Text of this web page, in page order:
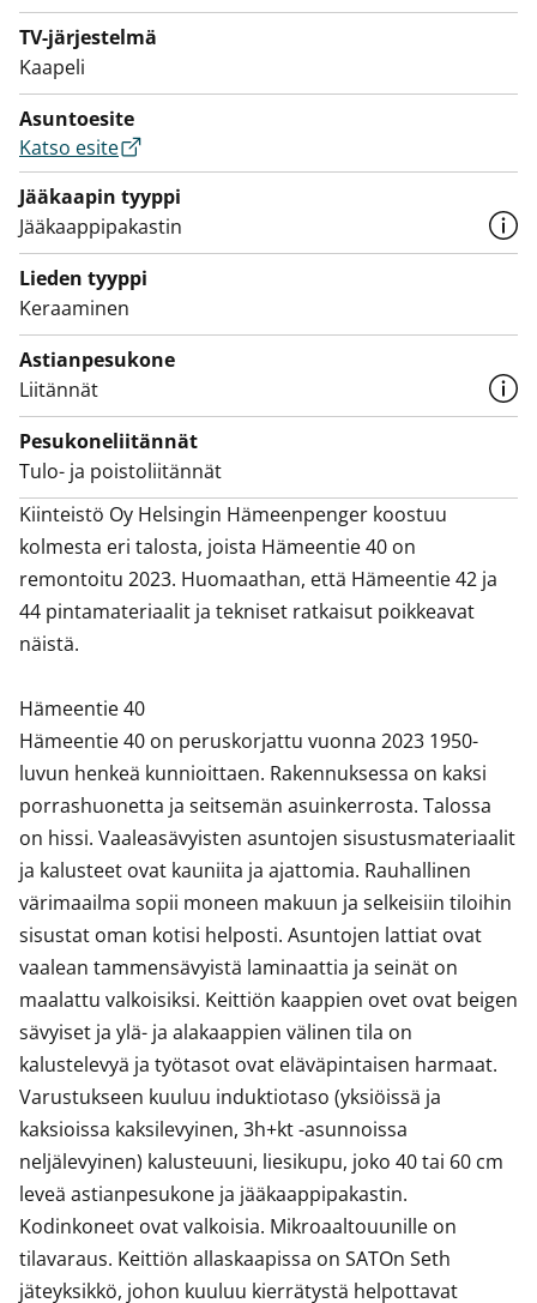
TV-järjestelmä
Kaapeli
Asuntoesite
Katso esite
Jääkaapin tyyppi
Jääkaappipakastin
Lieden tyyppi
Keraaminen
Astianpesukone
Liitännät
Pesukoneliitännät
Tulo- ja poistoliitännät
Kiinteistö Oy Helsingin Hämeenpenger koostuu
kolmesta eri talosta, joista Hämeentie 40 on
remontoitu 2023. Huomaathan, että Hämeentie 42 ja
44 pintamateriaalit ja tekniset ratkaisut poikkeavat
näistä.
Hämeentie 40
Hämeentie 40 on peruskorjattu vuonna 2023 1950-
luvun henkeä kunnioittaen. Rakennuksessa on kaksi
porrashuonetta ja seitsemän asuinkerrosta. Talossa
on hissi. Vaaleasävyisten asuntojen sisustusmateriaalit
ja kalusteet ovat kauniita ja ajattomia. Rauhallinen
värimaailma sopii moneen makuun ja selkeisiin tiloihin
sisustat oman kotisi helposti. Asuntojen lattiat ovat
vaalean tammensävyistä laminaattia ja seinät on
maalattu valkoisiksi. Keittiön kaappien ovet ovat beigen
sävyiset ja ylä- ja alakaappien välinen tila on
kalustelevyä ja työtasot ovat eläväpintaisen harmaat.
Varustukseen kuuluu induktiotaso (yksiöissä ja
kaksioissa kaksilevyinen, 3h+kt -asunnoissa
neljälevyinen) kalusteuuni, liesikupu, joko 40 tai 60 cm
leveä astianpesukone ja jääkaappipakastin.
Kodinkoneet ovat valkoisia. Mikroaaltouunille on
tilavaraus. Keittiön allaskaapissa on SATOn Seth
jäteyksikkö, johon kuuluu kierrätystä helpottavat